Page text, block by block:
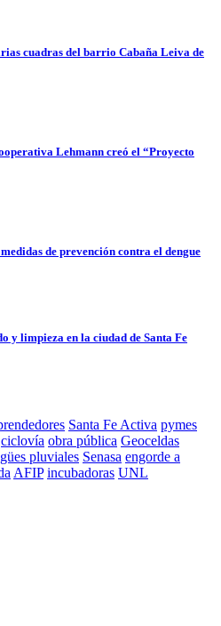
cuadras del barrio Cabaña Leiva de
Lehmann creó el “Proyecto
de prevención contra el dengue
y limpieza en la ciudad de Santa Fe
Santa Fe Activa pymes
ciclovía obra pública Geoceldas
pluviales Senasa engorde a
AFIP incubadoras UNL